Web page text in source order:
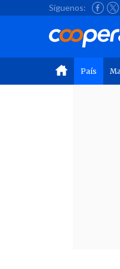
Síguenos:
País